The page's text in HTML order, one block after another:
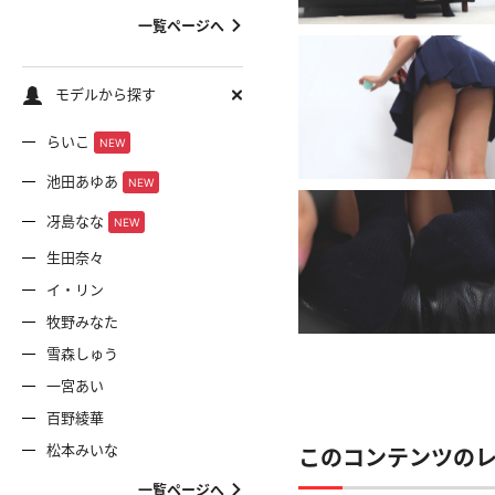
一覧ページへ
モデルから探す
らいこ NEW
池田あゆあ NEW
冴島なな NEW
生田奈々
イ・リン
牧野みなた
雪森しゅう
一宮あい
百野綾華
松本みいな
一覧ページへ
このコンテンツの